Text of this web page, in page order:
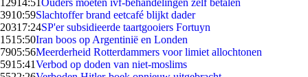
12914:51Ouders moeten ivf-behandelingen zelf betalen
3910:59Slachtoffer brand eetcafé blijkt dader
20317:24SP'er subsidieerde taartgooiers Fortuyn
1515:50Iran boos op Argentinië en Londen
7905:56Meerderheid Rotterdammers voor limiet allochtonen
5915:41Verbod op doden van niet-moslims